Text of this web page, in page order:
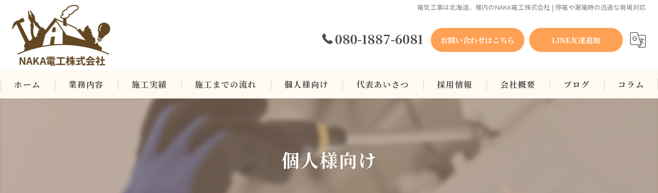
電気工事は北海道、稚内のNAKA電工株式会社 | 停電や漏電時の迅速な現場対応
080-1887-6081 お問い合わせはこちら LINE友達追加
ホーム 業務内容 施工実績 施工までの流れ 個人様向け
エアコン
インターホン
代表あいさつ 採用情報 会社概要 ブログ コラム
個人様向け